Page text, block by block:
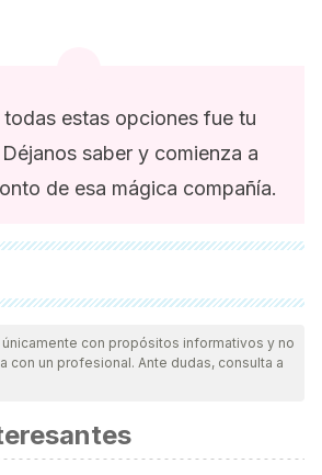
todas estas opciones fue tu
saber y comienza a
de esa mágica compañía.
fueron revisadas a profundidad por
asegurar su calidad, confiabilidad,
bibliografía de este artículo fue
, Díaz Videla, Marcos , Animales de
con propósitos informativos y no
con un profesional. Ante dudas, consulta a